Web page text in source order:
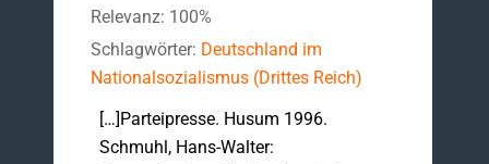
Relevanz: 100%
Schlagwörter: Deutschland im
Nationalsozialismus (Drittes Reich)
[…]Parteipresse. Husum 1996.
Schmuhl, Hans-Walter: